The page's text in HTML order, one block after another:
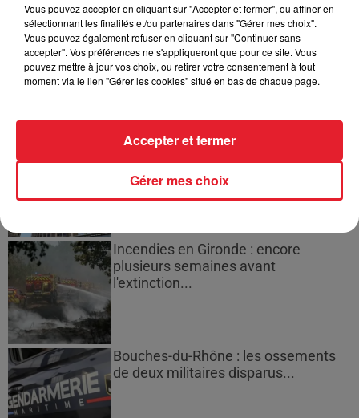
Cassie met fin à une ex-escorte
masculine dans sa bataille...
Des vitres tombent de la tour
Montparnasse : des désaccords
entre...
Incendies en Gironde : encore
plusieurs semaines avant
l'extinction...
Bouches-du-Rhône : les ossements
de deux militaires disparus...
Vous pouvez accepter en cliquant sur "Accepter et fermer", ou affiner en
sélectionnant les finalités et/ou partenaires dans "Gérer mes choix".
Vous pouvez également refuser en cliquant sur "Continuer sans
accepter". Vos préférences ne s'appliqueront que pour ce site. Vous
pouvez mettre à jour vos choix, ou retirer votre consentement à tout
moment via le lien "Gérer les cookies" situé en bas de chaque page.
Gérer mes choix
Accepter et fermer